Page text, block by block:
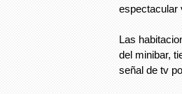
espectacular
Las
del minibar,
señal de tv